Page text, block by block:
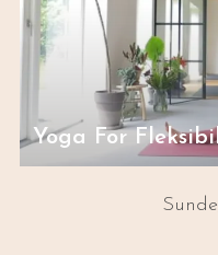
Yoga For